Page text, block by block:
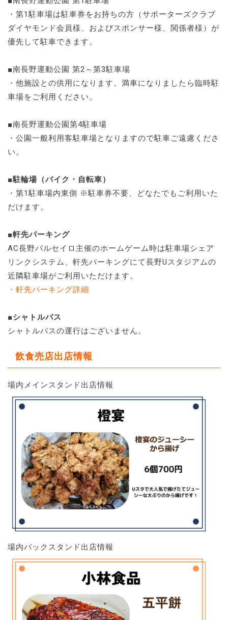
・第1駐車場は駐車券をお持ちの方（サポーターズクラブ
ダイヤモンド会員様、およびスポンサー様、関係者様）が
優先して駐車できます。
■南長野運動公園 第2～第3駐車場
・他施設との供用になります。満車になりましたら臨時駐
車場をご利用ください。
■南長野運動公園第4駐車場
・公園一般利用客駐車場となりますので駐車ご遠慮くださ
い。
■駐輪場（バイク・自転車）
・第1駐車場内東側 ※駐車券不要、どなたでもご利用いた
だけます。
■軒先パーキング
AC長野パルセイロ主催のホームゲーム時は駐車場シェア
リンクシステム、軒先パーキングにて長野Uスタジアムの
近隣駐車場がご利用いただけます。
・軒先パーキング詳細
■シャトルバス
シャトルバスの運行はございません。
飲食売店出店情報
場内メインスタンド出店情報
場内バックスタンド出店情報